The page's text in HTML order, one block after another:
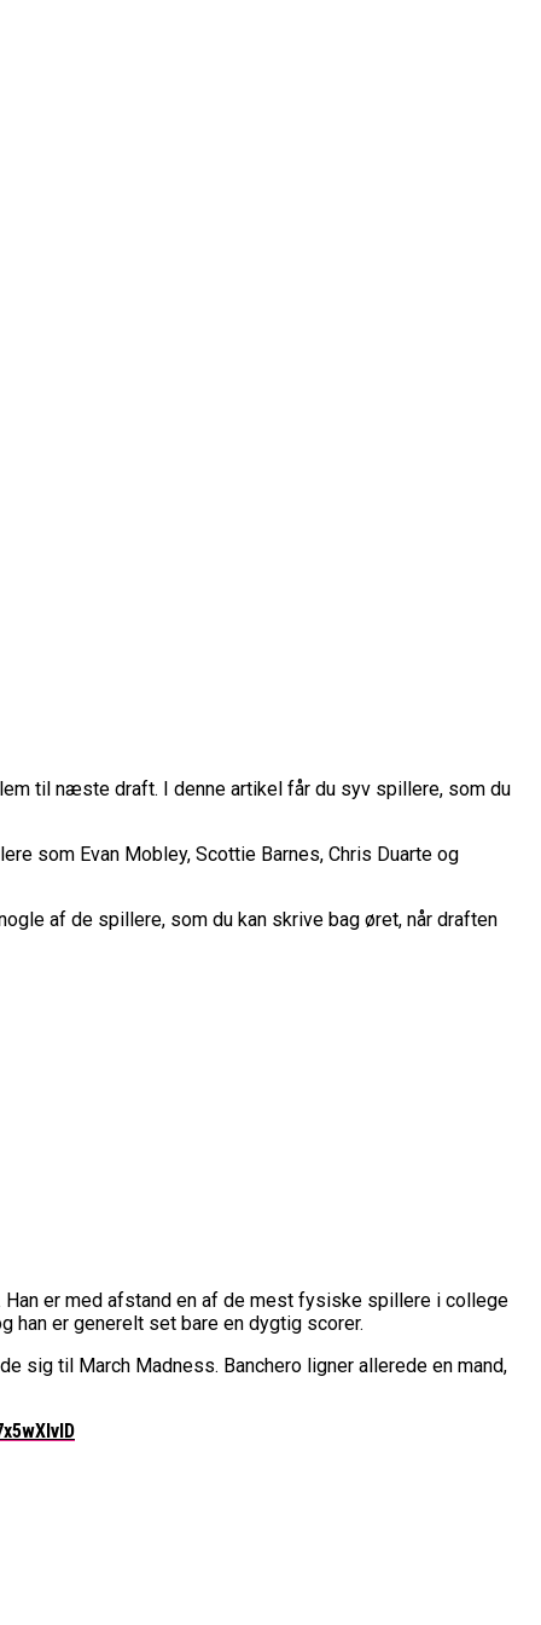
Cup
Største Scene
til næste draft. I denne artikel får du syv spillere, som du
som Evan Mobley, Scottie Barnes, Chris Duarte og
af de spillere, som du kan skrive bag øret, når draften
er med afstand en af de mest fysiske spillere i college
han er generelt set bare en dygtig scorer.
sig til March Madness. Banchero ligner allerede en mand,